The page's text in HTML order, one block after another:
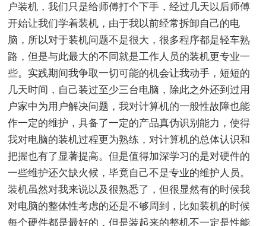
户装机，我们只是给师傅打个下手，经过几天以后师傅
开始让我们学着装机，由于我以前经常拆卸自己的电
脑，所以对于装机问题不是很大，很多程序都是轻车熟
路，但是与此最大的不同就是工作人员的装机更专业一
些。实践期间我争取一切可能的机会让我动手，短短的
几天时间，自己装过至少三台电脑，除此之外还到过用
户家中为用户解决问题，我对计算机的一般性故障也能
作一定的维护，具备了一定的产品真伪识别能力，使得
我对电脑的装机过程更为熟练，对计算机的总体认识和
把握也有了显著提高。但是值得加深学习的是对硬件的
一些维护还欠缺火候，毕竟自己不是专业的维护人员。
装机虽然对我来说以及很熟悉了，但很显然有的时候我
对电脑的整体性考虑的还是不够周到，比如装机的时候
每个硬件都是最好的，但是装起来的整机不一定是性能